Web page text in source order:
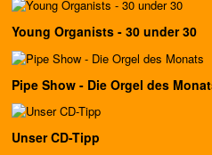
Young Organists - 30 under 30
Pipe Show - Die Orgel des
Unser CD-Tipp